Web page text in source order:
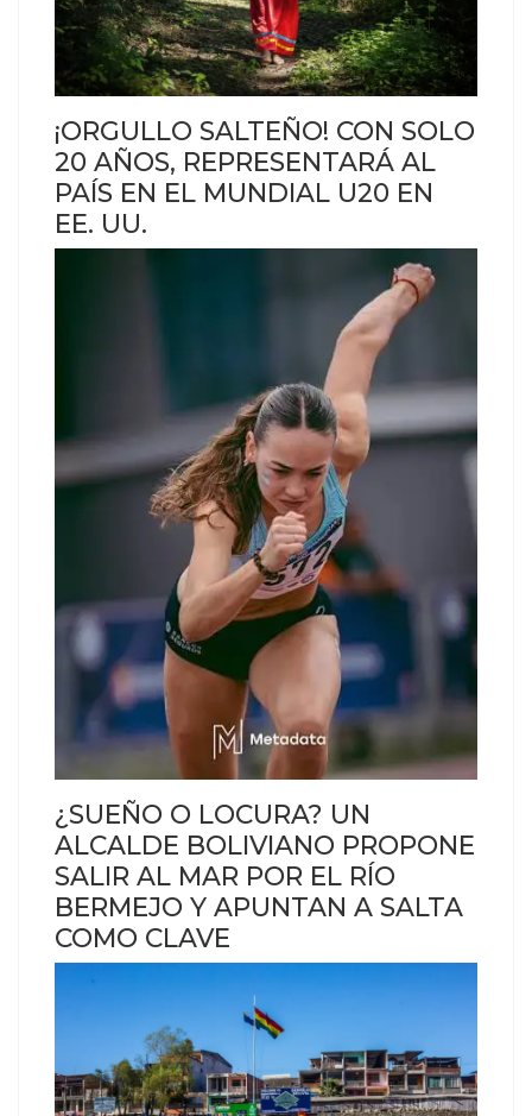
¡ORGULLO SALTEÑO! CON SOLO
20 AÑOS, REPRESENTARÁ AL
PAÍS EN EL MUNDIAL U20 EN
EE. UU.
¿SUEÑO O LOCURA? UN
ALCALDE BOLIVIANO PROPONE
SALIR AL MAR POR EL RÍO
BERMEJO Y APUNTAN A SALTA
COMO CLAVE